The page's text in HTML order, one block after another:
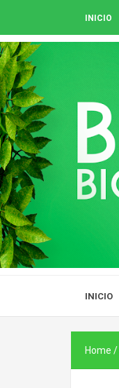
INICIO
INICIO
Home /